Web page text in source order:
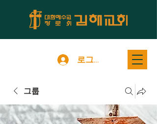
로그인
그룹